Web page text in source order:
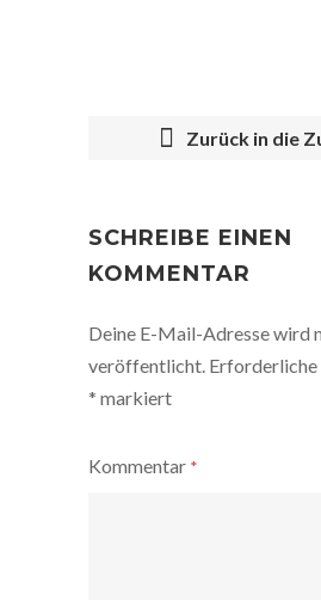
NAVIGATION
Zurück in die
SCHREIBE EINEN
KOMMENTAR
Deine E-Mail-Adresse wird
veröffentlicht. Erforderliche
* markiert
Kommentar *